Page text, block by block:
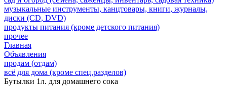
музыкальные инструменты, канцтовары, книги, журналы,
диски (CD, DVD)
продукты питания (кроме детского питания)
прочее
Главная
Объявления
продам (отдам)
всё для дома (кроме спец.разделов)
Бутылки 1л. для домашнего сока